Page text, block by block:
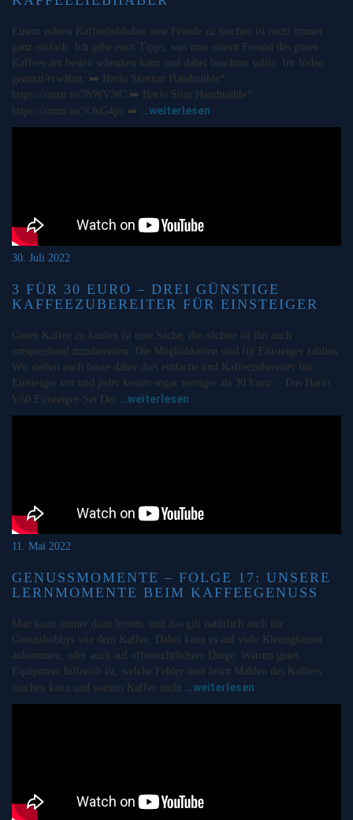
Einem echten Kaffeeliebhaber eine Freude zu machen ist nicht immer
ganz einfach. Ich gebe euch Tipps, was man einem Freund des guten
Kaffees am besten schenken kann und dabei beachten sollte. Im Video
genutzt/erwähnt: ➡️ Hario Skerton Handmühle*:
https://amzn.to/3hWV3tC ➡️ Hario Slim Handmühle*:
https://amzn.to/3OkG4px ➡️ …weiterlesen
30. Juli 2022
3 FÜR 30 EURO – DREI GÜNSTIGE
KAFFEEZUBEREITER FÜR EINSTEIGER
Guten Kaffee zu kaufen ist eine Sache, die nächste ist ihn auch
entsprechend zuzubereiten. Die Möglichkeiten sind für Einsteiger zahllos.
Wir stellen euch heute daher drei einfache und Kaffeezubereiter für
Einsteiger vor und jeder kosten sogar weniger als 30 Euro… Das Hario
V60 Einsteiger-Set Der …weiterlesen
11. Mai 2022
GENUSSMOMENTE – FOLGE 17: UNSERE
LERNMOMENTE BEIM KAFFEEGENUSS
Man kann immer dazu lernen, und das gilt natürlich auch für
Genusshobbys wie dem Kaffee. Dabei kann es auf viele Kleinigkeiten
ankommen, oder auch auf offensichtlichere Dinge. Warum gutes
Equipment hilfreich ist, welche Fehler man beim Mahlen des Kaffees
machen kann und warum Kaffee nicht …weiterlesen